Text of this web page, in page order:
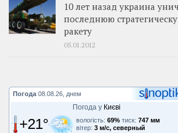
10 лет назад украина
последнюю
ракету
05.01.2012
Погода 08.08.26, днем
Погода у Києві
+21° вологість: 69% тиск: 747 мм
вітер: 3 м/с, северный